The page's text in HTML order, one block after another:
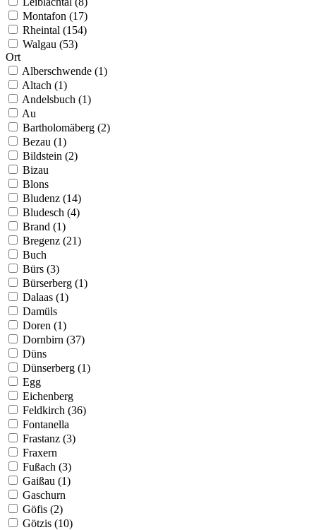
Montafon (17)
Rheintal (154)
Walgau (53)
Ort
Alberschwende (1)
Altach (1)
Andelsbuch (1)
Au
Bartholomäberg (2)
Bezau (1)
Bildstein (2)
Bizau
Blons
Bludenz (14)
Bludesch (4)
Brand (1)
Bregenz (21)
Buch
Bürs (3)
Bürserberg (1)
Dalaas (1)
Damüls
Doren (1)
Dornbirn (37)
Düns
Dünserberg (1)
Egg
Eichenberg
Feldkirch (36)
Fontanella
Frastanz (3)
Fraxern
Fußach (3)
Gaißau (1)
Gaschurn
Göfis (2)
Götzis (10)